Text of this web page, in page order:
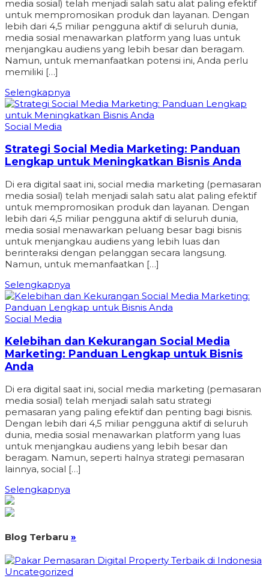
media sosial) telah menjadi salah satu alat paling efektif
untuk mempromosikan produk dan layanan. Dengan
lebih dari 4,5 miliar pengguna aktif di seluruh dunia,
media sosial menawarkan platform yang luas untuk
menjangkau audiens yang lebih besar dan beragam.
Namun, untuk memanfaatkan potensi ini, Anda perlu
memiliki […]
Selengkapnya
Social Media
Strategi Social Media Marketing: Panduan
Lengkap untuk Meningkatkan Bisnis Anda
Di era digital saat ini, social media marketing (pemasaran
media sosial) telah menjadi salah satu alat paling efektif
untuk mempromosikan produk dan layanan. Dengan
lebih dari 4,5 miliar pengguna aktif di seluruh dunia,
media sosial menawarkan peluang besar bagi bisnis
untuk menjangkau audiens yang lebih luas dan
berinteraksi dengan pelanggan secara langsung.
Namun, untuk memanfaatkan […]
Selengkapnya
Social Media
Kelebihan dan Kekurangan Social Media
Marketing: Panduan Lengkap untuk Bisnis
Anda
Di era digital saat ini, social media marketing (pemasaran
media sosial) telah menjadi salah satu strategi
pemasaran yang paling efektif dan penting bagi bisnis.
Dengan lebih dari 4,5 miliar pengguna aktif di seluruh
dunia, media sosial menawarkan platform yang luas
untuk menjangkau audiens yang lebih besar dan
beragam. Namun, seperti halnya strategi pemasaran
lainnya, social […]
Selengkapnya
Blog Terbaru »
Uncategorized